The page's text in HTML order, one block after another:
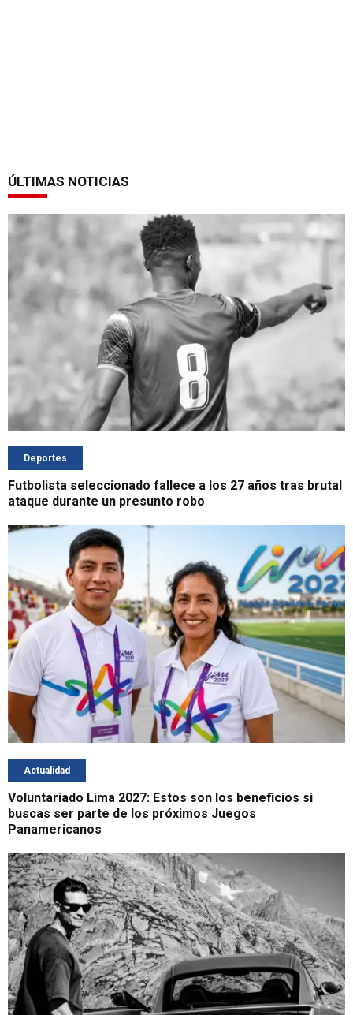
ÚLTIMAS NOTICIAS
Deportes
Futbolista seleccionado fallece a los 27 años tras brutal
ataque durante un presunto robo
Actualidad
Voluntariado Lima 2027: Estos son los beneficios si
buscas ser parte de los próximos Juegos
Panamericanos